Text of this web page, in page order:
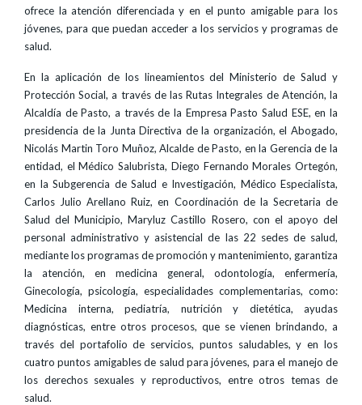
ofrece la atención diferenciada y en el punto amigable para los
jóvenes, para que puedan acceder a los servicios y programas de
salud.
En la aplicación de los lineamientos del Ministerio de Salud y
Protección Social, a través de las Rutas Integrales de Atención, la
Alcaldía de Pasto, a través de la Empresa Pasto Salud ESE, en la
presidencia de la Junta Directiva de la organización, el Abogado,
Nicolás Martin Toro Muñoz, Alcalde de Pasto, en la Gerencia de la
entidad, el Médico Salubrista, Diego Fernando Morales Ortegón,
en la Subgerencia de Salud e Investigación, Médico Especialista,
Carlos Julio Arellano Ruiz, en Coordinación de la Secretaria de
Salud del Municipio, Maryluz Castillo Rosero, con el apoyo del
personal administrativo y asistencial de las 22 sedes de salud,
mediante los programas de promoción y mantenimiento, garantiza
la atención, en medicina general, odontología, enfermería,
Ginecología, psicología, especialidades complementarias, como:
Medicina interna, pediatría, nutrición y dietética, ayudas
diagnósticas, entre otros procesos, que se vienen brindando, a
través del portafolio de servicios, puntos saludables, y en los
cuatro puntos amigables de salud para jóvenes, para el manejo de
los derechos sexuales y reproductivos, entre otros temas de
salud.